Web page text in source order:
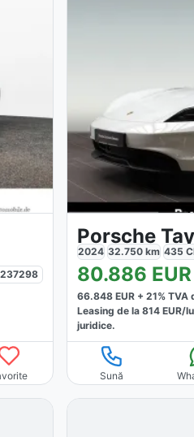
Porsche
2024 32.750 km 435
80.886 EUR
66.848 EUR +21% TVA
Leasing de la814 EUR/
juridice.
Sună